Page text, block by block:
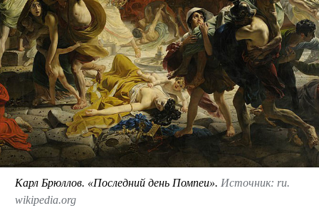
Карл Брюллов. «Последний день Помпеи». Источник: ru.
wikipedia.org